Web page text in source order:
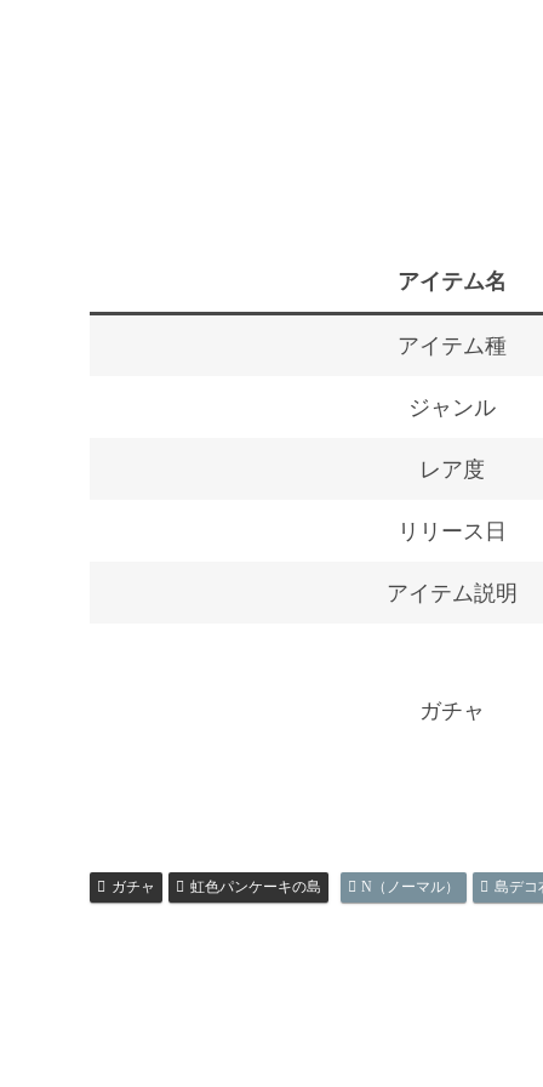
アイテム名
アイテム種
ジャンル
レア度
リリース日
アイテム説明
ガチャ
ガチャ 虹色パンケーキの島 N（ノーマル） 島デコ